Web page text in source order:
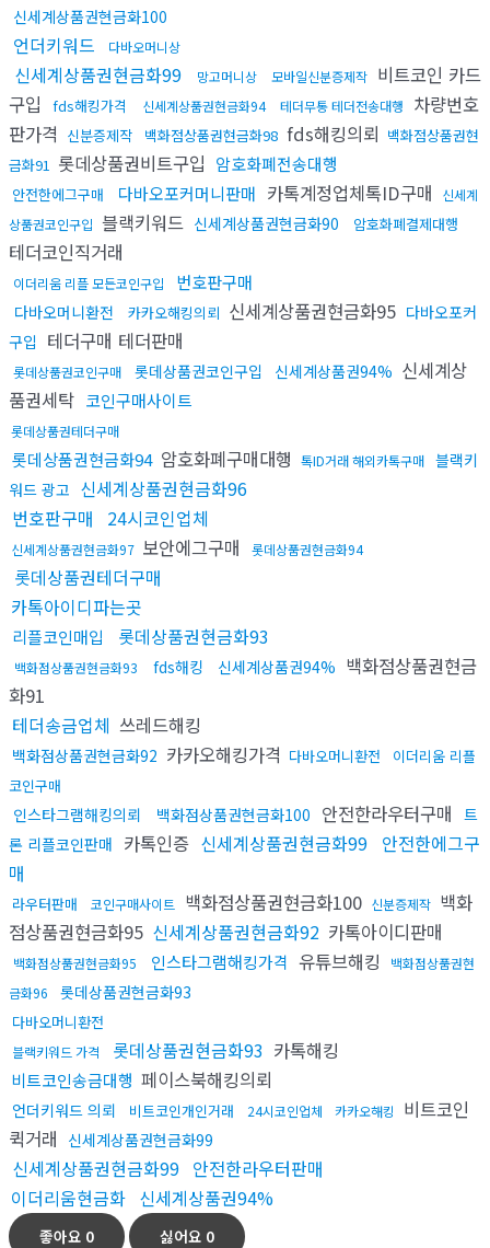
신세계상품권현금화100
언더키워드 다바오머니상
신세계상품권현금화99 망고머니상 모바일신분증제작 비트코인 카드
구입
fds해킹가격 신세계상품권현금화94 테더무통 테더전송대행
차량번호
판가격 신분증제작 백화점상품권현금화98 fds해킹의뢰 백화점상품권현
금화91 롯데상품권비트구입 암호화폐전송대행
안전한에그구매 다바오포커머니판매 카톡계정업체톡ID구매
신세계
상품권코인구입 블랙키워드 신세계상품권현금화90 암호화폐결제대행
테더코인직거래
이더리움 리플 모든코인구입 번호판구매
다바오머니환전 카카오해킹의뢰 신세계상품권현금화95 다바오포커
구입 테더구매 테더판매
롯데상품권코인구매 롯데상품권코인구입 신세계상품권94% 신세계상
품권세탁 코인구매사이트
롯데상품권테더구매
롯데상품권현금화94 암호화폐구매대행 톡ID거래 해외카톡구매 블랙키
워드 광고 신세계상품권현금화96
번호판구매
24시코인업체
신세계상품권현금화97 보안에그구매 롯데상품권현금화94
롯데상품권테더구매
카톡아이디파는곳
리플코인매입 롯데상품권현금화93
백화점상품권현금화93 fds해킹 신세계상품권94% 백화점상품권현금
화91
테더송금업체 쓰레드해킹
백화점상품권현금화92 카카오해킹가격 다바오머니환전
이더리움 리플
코인구매
인스타그램해킹의뢰 백화점상품권현금화100 안전한라우터구매 트
론 리플코인판매 카톡인증 신세계상품권현금화99 안전한에그구
매
라우터판매 코인구매사이트 백화점상품권현금화100 신분증제작 백화
점상품권현금화95 신세계상품권현금화92 카톡아이디판매
백화점상품권현금화95 인스타그램해킹가격 유튜브해킹
백화점상품권현
금화96
롯데상품권현금화93
다바오머니환전
블랙키워드 가격 롯데상품권현금화93 카톡해킹
비트코인송금대행 페이스북해킹의뢰
언더키워드 의뢰 비트코인개인거래 24시코인업체 카카오해킹
비트코인
퀵거래 신세계상품권현금화99
신세계상품권현금화99 안전한라우터판매
이더리움현금화 신세계상품권94%
좋아요 0 싫어요 0